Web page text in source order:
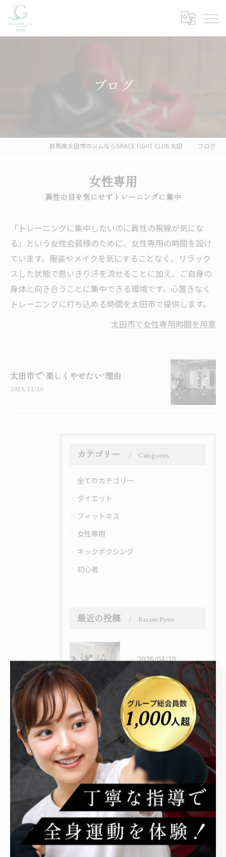
ブログ
群馬県太田市のジムならGRACE FIGHT CLUB 太田 ブログ
女性専用
異性の目を気にせずトレーニングに集中
「トレーニングに集中したいのに異性の視線が気にな
る」という女性会員様のために、女性専用の時間を設け
ています。服装やメイクを気にすることなく、リラック
スした状態で思いきり汗を流せることに加え、ご自身の
身体と向き合うことに集中できる環境です。心置きなく
トレーニングに打ち込める時間を太田市で提供します。
太田市で女性専用時間を用意
太田市で"楽しくやせたい"理由
2025/11/10
カテゴリー Categories
全てのカテゴリー
ダイエット
フィットネス
女性専用
キックボクシング
初心者
最近の投稿 Recent Posts
2026/04/10
「ジム続かない人」がハマる運動とは？
2026/03/27
太田市でダイエット
2025/11/10
太田市で"楽しくやせたい"理由
タグ Tags